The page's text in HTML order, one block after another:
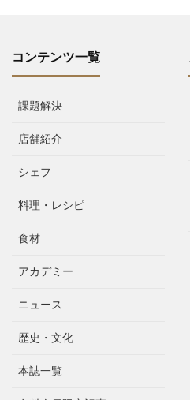
コンテンツ一覧
課題解決
店舗紹介
シェフ
料理・レシピ
食材
アカデミー
ニュース
歴史・文化
本誌一覧